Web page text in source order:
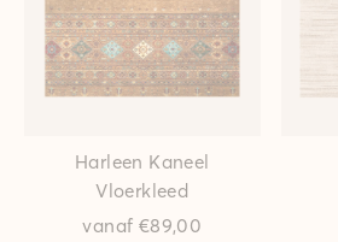
Harleen Kaneel
Vloerkleed
vanaf €89,00